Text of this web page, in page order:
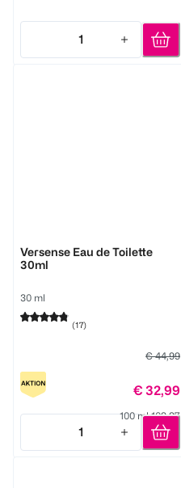
1
Quantity: 1
Versense Eau de Toilette
30ml
30 ml
(17)
€ 44,99
€ 32,99
100 ml 109,97
1
Quantity: 1